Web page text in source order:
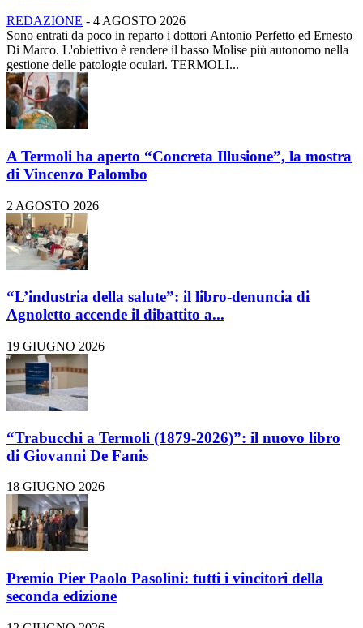
REDAZIONE - 4 AGOSTO 2026
Sono entrati da poco in reparto i dottori Antonio Perfetto ed Ernesto
Di Marco. L'obiettivo è rendere il basso Molise più autonomo nella
gestione delle patologie oculari. TERMOLI...
A Termoli ha aperto “Concreta Illusione”, la mostra
di Vincenzo Palombo
2 AGOSTO 2026
“L’industria della salute”: il libro-denuncia di
Agnoletto accende il dibattito a...
19 GIUGNO 2026
“Trabucchi a Termoli (1879-2026)”: il nuovo libro
di Giovanni De Fanis
18 GIUGNO 2026
Premio Pier Paolo Pasolini: tutti i vincitori della
seconda edizione